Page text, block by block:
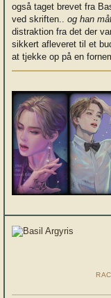
også taget brevet fra
ved skriften.. og han
distraktion fra det der
sikkert afleveret til et
at tjekke op på en